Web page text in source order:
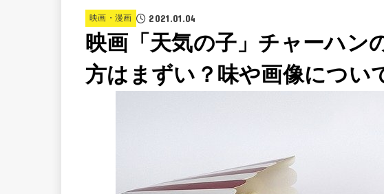
映画・漫画 2021.01.04
映画「天気の子」チャーハン
方はまずい？味や画像につい